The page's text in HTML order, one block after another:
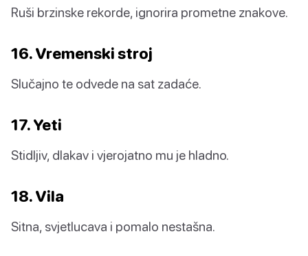
Ruši brzinske rekorde, ignorira prometne znakove.
16. Vremenski stroj
Slučajno te odvede na sat zadaće.
17. Yeti
Stidljiv, dlakav i vjerojatno mu je hladno.
18. Vila
Sitna, svjetlucava i pomalo nestašna.